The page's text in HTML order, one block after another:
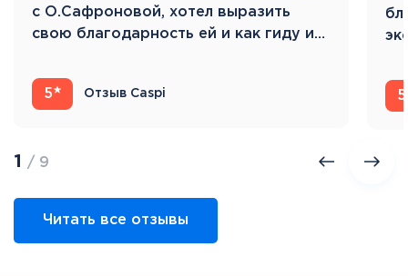
с О.Сафроновой, хотел выразить
свою благодарность ей и как гиду и…
5 Отзыв Caspi 5
1 / 9
Читать все отзывы